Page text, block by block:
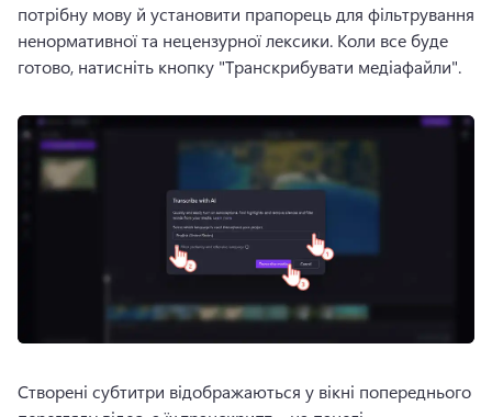
потрібну мову й установити прапорець для фільтрування
ненормативної та нецензурної лексики. Коли все буде
готово, натисніть кнопку "Транскрибувати медіафайли".
Створені субтитри відображаються у вікні попереднього